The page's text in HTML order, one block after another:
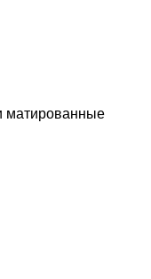
матированные